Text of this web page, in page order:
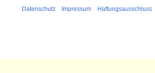
Datenschutz Impressum Haftungsausschluss